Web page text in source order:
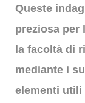
Queste
preziosa per
la facoltà di
mediante i
elementi utili